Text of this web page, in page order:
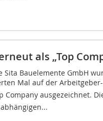
als „Top
Sita Bauelemente GmbH
Mal auf der Arbeitgeber-
Company ausgezeichnet.